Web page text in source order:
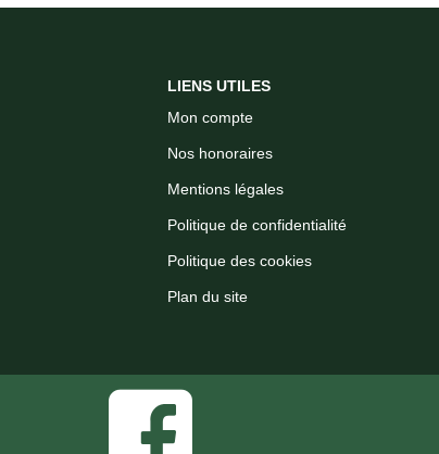
LIENS UTILES
Mon compte
Nos honoraires
Mentions légales
Politique de confidentialité
Politique des cookies
Plan du site